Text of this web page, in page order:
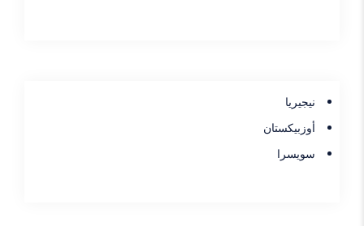
نيجيريا
أوزبيكستان
سويسرا